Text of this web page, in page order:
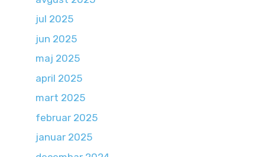
jul 2025
jun 2025
maj 2025
april 2025
mart 2025
februar 2025
januar 2025